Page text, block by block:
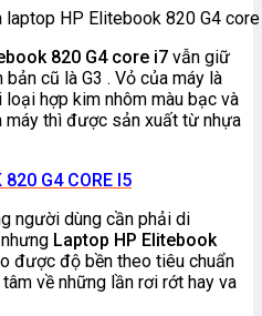
laptop HP Elitebook 820 G4
820 G4 core i7 vẫn giữ
cũ là G3 . Vỏ của máy là
hợp kim nhôm màu bạc và
máy thì được sản xuất từ nhựa
820 G4 CORE I5
người dùng cần phải di
Laptop HP Elitebook
được độ bền theo tiêu chuẩn
về những lần rơi rớt hay va